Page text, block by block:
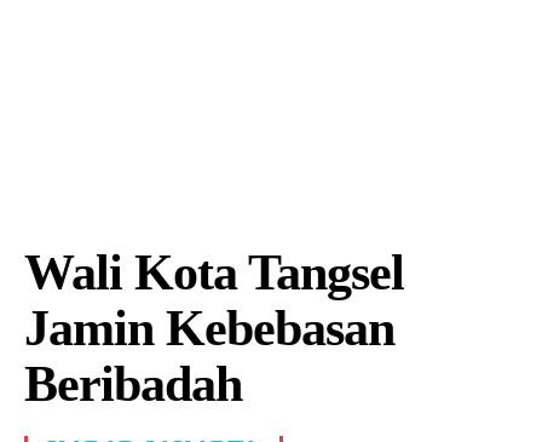
Wali Kota Tangsel
Jamin Kebebasan
Beribadah